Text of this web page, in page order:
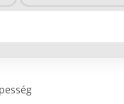
nem illékony